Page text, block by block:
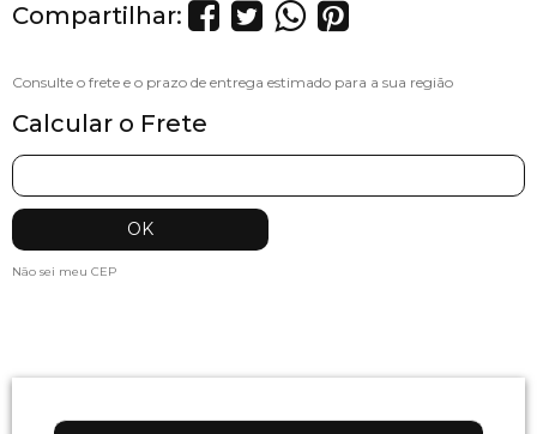
Compartilhar:
Calcular o Frete
Não sei meu CEP